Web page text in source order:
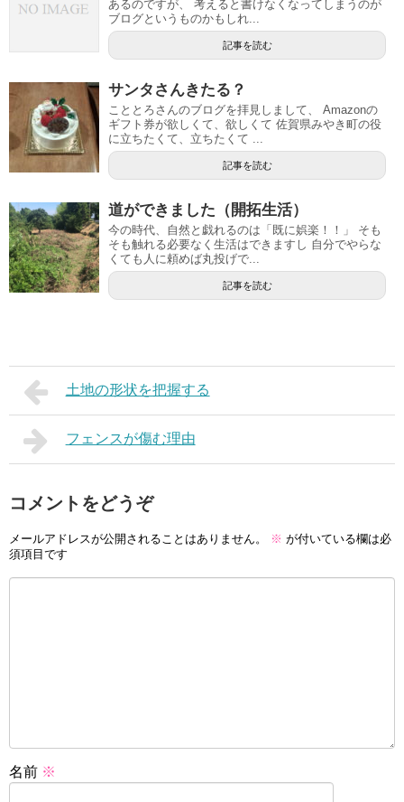
あるのですが、 考えると書けなくなってしまうのが
ブログというものかもしれ...
記事を読む
サンタさんきたる？
こととろさんのブログを拝見しまして、 Amazonの
ギフト券が欲しくて、欲しくて 佐賀県みやき町の役
に立ちたくて、立ちたくて ...
記事を読む
道ができました（開拓生活）
今の時代、自然と戯れるのは「既に娯楽！！」 そも
そも触れる必要なく生活はできますし 自分でやらな
くても人に頼めば丸投げで...
記事を読む
土地の形状を把握する
フェンスが傷む理由
コメントをどうぞ
メールアドレスが公開されることはありません。 ※ が付いている欄は必
須項目です
名前 ※